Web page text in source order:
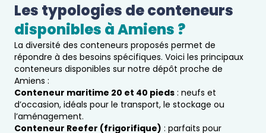
Les typologies de conteneurs
disponibles à Amiens ?
La diversité des conteneurs proposés permet de
répondre à des besoins spécifiques. Voici les principaux
conteneurs disponibles sur notre dépôt proche de
Amiens :
Conteneur maritime 20 et 40 pieds : neufs et
d’occasion, idéals pour le transport, le stockage ou
l’aménagement.
Conteneur Reefer (frigorifique) : parfaits pour